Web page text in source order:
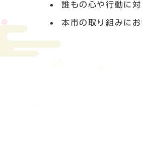
誰もの心や行動に
本市の取り組みに